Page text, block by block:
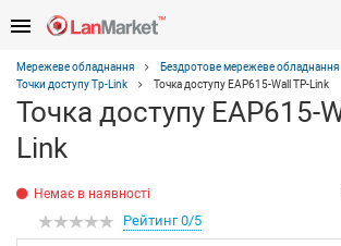
Мережеве обладнання Бездротове мережеве обладнання
Точки доступу Tp-Link
Точка доступу EAP615-Wall TP-Link
Точка доступу EAP615-
Link
Немає в наявності
Рейтинг 0/5